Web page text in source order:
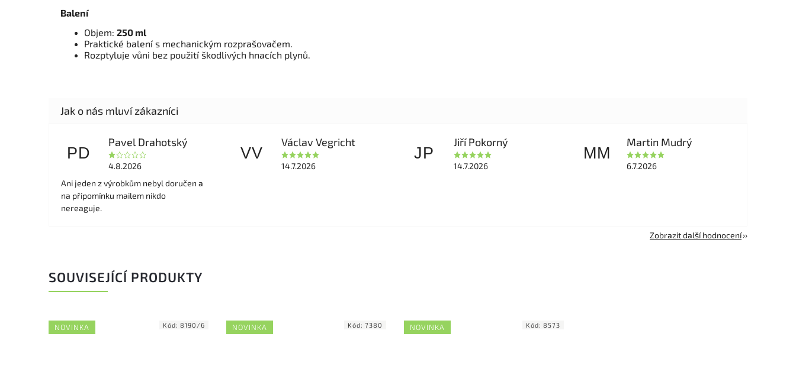
Balení
Objem: 250 ml
Praktické balení s mechanickým rozprašovačem.
Rozptyluje vůni bez použití škodlivých hnacích plynů.
PD
Pavel Drahotský
4.8.2026
Ani jeden z výrobkům nebyl doručen a
na připomínku mailem nikdo
nereaguje.
VV
Václav Vegricht
14.7.2026
JP
Jiří Pokorný
14.7.2026
MM
Martin Mudrý
6.7.2026
Zobrazit další hodnocení
SOUVISEJÍCÍ PRODUKTY
NOVINKA Kód: 8190/6 NOVINKA Kód: 7380 NOVINKA Kód: 8573